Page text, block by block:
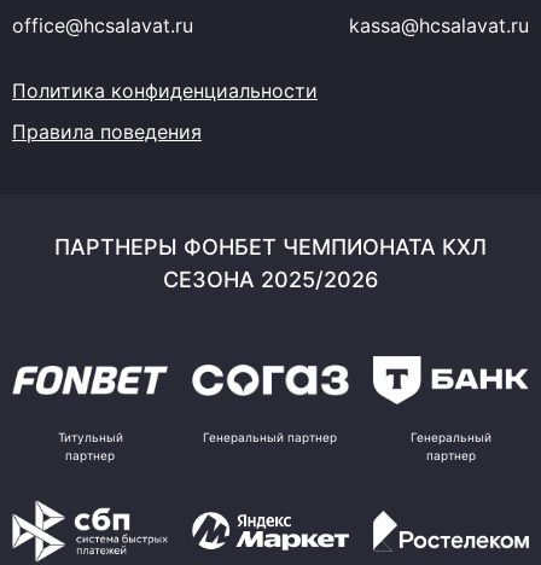
office@hcsalavat.ru
kassa@hcsalavat.ru
Политика конфиденциальности
Правила поведения
ПАРТНЕРЫ ФОНБЕТ ЧЕМПИОНАТА КХЛ
СЕЗОНА 2025/2026
Титульный
партнер
Генеральный партнер
Генеральный
партнер